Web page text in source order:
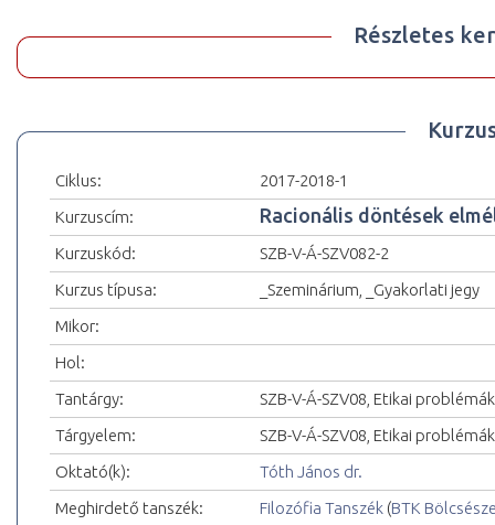
Részletes
Ciklus:
2017-2018-1
Kurzuscím:
Racionális döntések
Kurzuskód:
SZB-V-Á-SZV082-2
Kurzus típusa:
_Szeminárium, _Gyakorlati jegy
Mikor:
Hol:
Tantárgy:
SZB-V-Á-SZV08, Etikai problémák
Tárgyelem:
SZB-V-Á-SZV08, Etikai
Oktató(k):
Tóth János dr.
Meghirdető tanszék:
Filozófia Tanszék (BTK